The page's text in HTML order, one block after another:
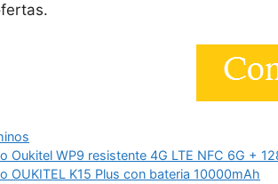
Oukitel WP9 resistente 4G LTE NFC 6G +
OUKITEL K15 Plus con bateria 10000mAh